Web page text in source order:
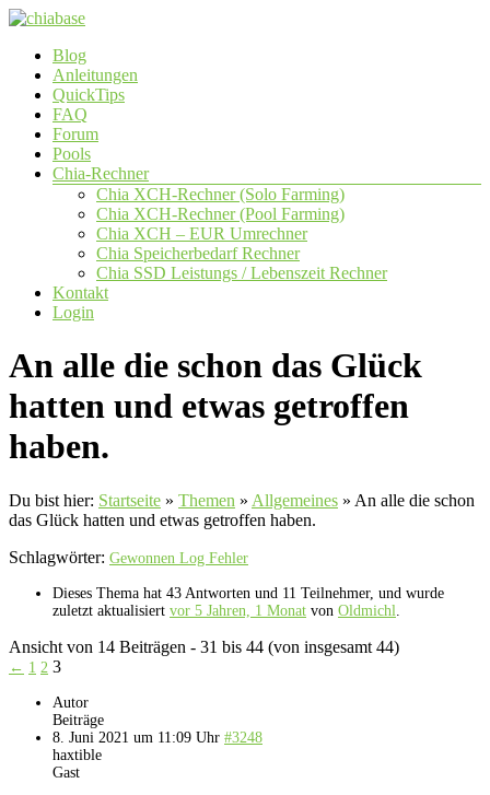
Zum
springen
chiabase
CHIA
Info-
Community
Seite
Menü
Blog
Anleitungen
QuickTips
FAQ
Forum
Pools
Chia-Rechner
Chia XCH-Rechner (Solo Farming)
Chia XCH-Rechner (Pool Farming)
Chia XCH – EUR Umrechner
Chia Speicherbedarf Rechner
Chia SSD Leistungs / Lebenszeit Rechner
Kontakt
Login
An alle die schon das Glück
hatten und etwas getroffen
haben.
Du bist hier: Startseite » Themen » Allgemeines » An alle die schon
das Glück hatten und etwas getroffen haben.
Schlagwörter: Gewonnen Log Fehler
Dieses Thema hat 43 Antworten und 11 Teilnehmer, und wurde
zuletzt aktualisiert vor 5 Jahren, 1 Monat von Oldmichl
Ansicht von 14 Beiträgen - 31 bis 44 (von insgesamt 44)
← 1 2 3
Autor
Beiträge
8. Juni 2021 um 11:09 Uhr #3248
haxtible
Gast